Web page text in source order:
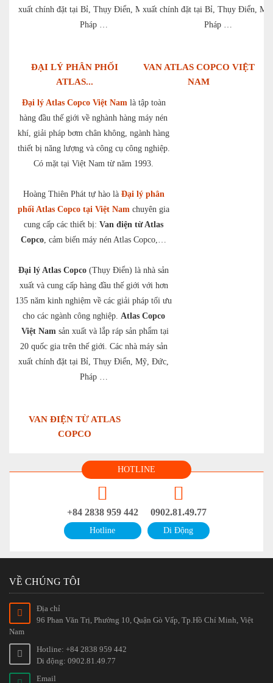
xuất chính đặt tại Bỉ, Thụy Điển, Mỹ, Đức,
Pháp …
ĐẠI LÝ PHÂN PHỐI
ATLAS...
xuất chính đặt tại Bỉ, Thụy Điển,
Pháp …
VAN ATLAS COPCO VIỆT
NAM
Đại lý Atlas Copco Việt Namlà tập toàn
hàng đầu thế giới về nghành hàng máy nén
khí, giải pháp bơm chân không, ngành hàng
thiết bị năng lượng và công cụ công nghiệp.
Có mặt tại Việt Nam từ năm 1993.
Hoàng Thiên Phát tự hào là Đại lý phân
phối Atlas Copco tại Việt Nam chuyên gia
cung cấp các thiết bị: Van điện từ Atlas
Copco, cảm biến máy nén Atlas Copco,…
Đại lý Atlas Copco (Thụy Điển) là nhà sản
xuất và cung cấp hàng đầu thế giới với hơn
135 năm kinh nghiệm về các giải pháp tối ưu
cho các ngành công nghiệp. Atlas Copco
Việt Namsản xuất và lắp ráp sản phẩm tại
20 quốc gia trên thế giới. Các nhà máy sản
xuất chính đặt tại Bỉ, Thụy Điển, Mỹ, Đức,
Pháp …
VAN ĐIỆN TỪ ATLAS
COPCO
HOTLINE
+84 2838 959 442
Hotline
0902.81.49.77
Di Động
VỀ CHÚNG TÔI
Địa chỉ
96 Phan Văn Trị, Phường 10, Quận Gò Vấp, Tp.Hồ Chí Minh, Việt
Nam
Hotline: +84 2838 959 442
Di động: 0902.81.49.77
Email